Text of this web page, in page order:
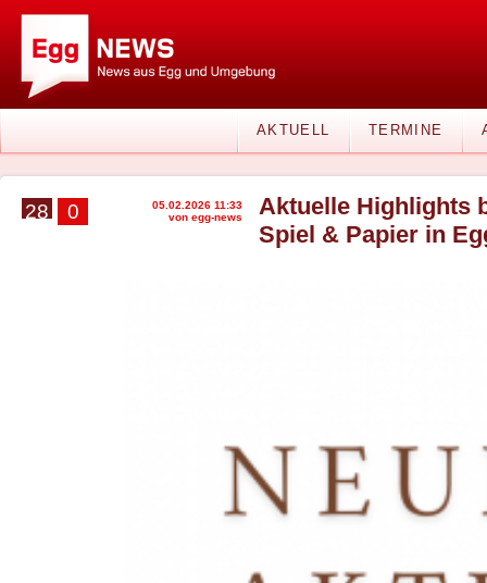
AKTUELL TERMINE
28 0
05.02.2026 11:33
von egg-news
Aktuelle Highlights
Spiel & Papier in